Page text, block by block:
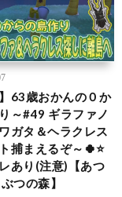
】63歳おかんの０か
～#49 ギラファノ
ガタ＆ヘラクレス
捕まえるぞ～🍀⭐
あり(注意)【あつ
つの森】